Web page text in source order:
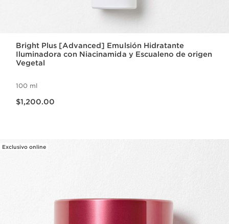
Bright Plus [Advanced] Emulsión Hidratante
Iluminadora con Niacinamida y Escualeno de origen
Vegetal
100 ml
$1,200.00
Exclusivo online